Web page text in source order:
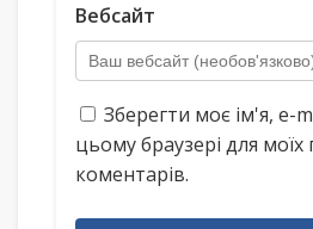
Вебсайт
Зберегти моє ім'я, e-
цьому браузері для
коментарів.